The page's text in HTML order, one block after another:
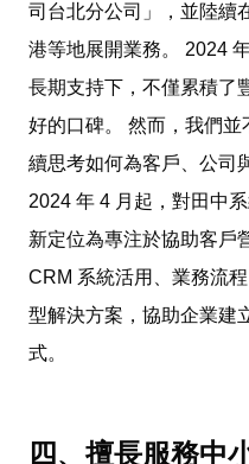
司台北分公司」，並陸續
港等地展開業務。 2024
長期支持下，不僅累積了
好的口碑。 然而，我們
續思考如何為客戶、公司
2024 年 4 月起，對田中
新定位為專注於協助客戶
CRM 系統活用、業務流
型解決方案，協助企業建
式。
四、擅長服務中